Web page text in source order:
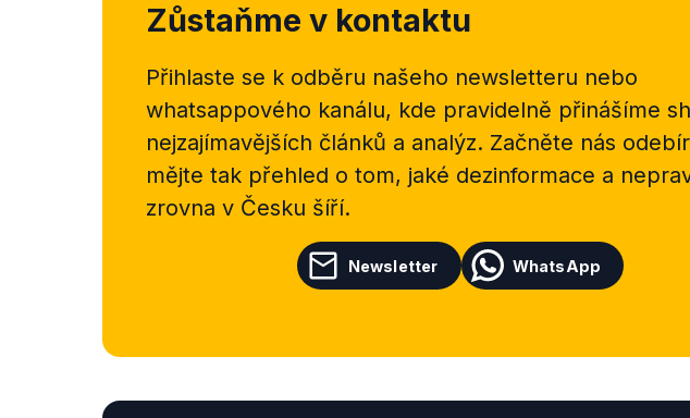
Zůstaňme v kontaktu
Přihlaste se k odběru našeho newsletteru nebo
whatsappového kanálu, kde pravidelně přinášíme
nejzajímavějších článků a analýz. Začněte nás
mějte tak přehled o tom, jaké dezinformace a
zrovna v Česku šíří.
Newsletter WhatsApp